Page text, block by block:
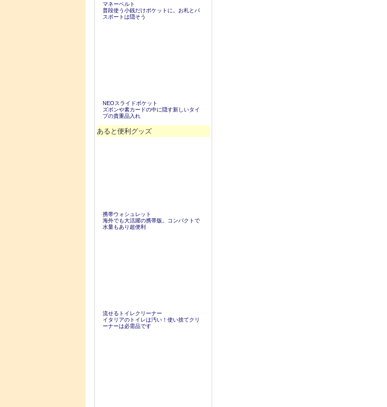
マネーベルト
普段使う小銭だけポケットに。お札とパ
スポートは隠そう
NEOスライドポケット
ズボンや素カードの中に隠す新しいタイ
プの貴重品入れ
あると便利グッズ
携帯ウォシュレット
海外でも大活躍の携帯版。コンパクトで
水量もあり超便利
流せるトイレクリーナー
イタリアのトイレは汚い！使い捨てクリ
ーナーは必需品です